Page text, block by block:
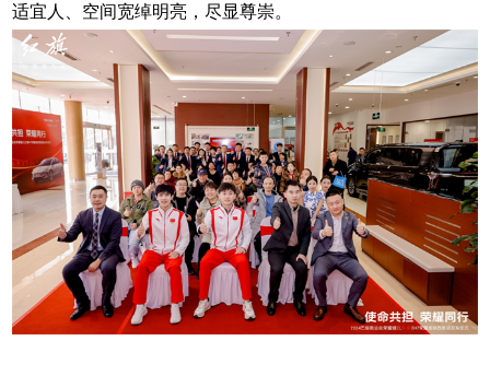
适宜人、空间宽绰明亮，尽显尊崇。